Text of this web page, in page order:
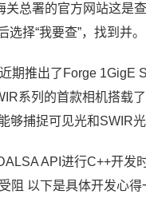
关总署的官方网站这是
择“我要查”，找到并。
期推出了Forge 1GigE
系列的首款相机搭载
够捕捉可见光和SWIR
API进行C++开发
阻 以下是具体开发心